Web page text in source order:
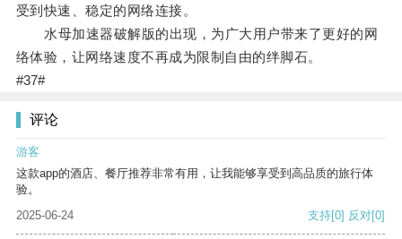
受到快速、稳定的网络连接。
水母加速器破解版的出现，为广大用户带来了更好的网
络体验，让网络速度不再成为限制自由的绊脚石。
#37#
评论
游客
这款app的酒店、餐厅推荐非常有用，让我能够享受到高品质的旅行体
验。
2025-06-24
支持[0] 反对[0]